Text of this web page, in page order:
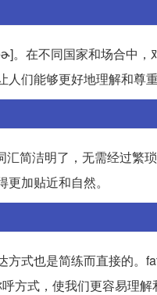
。在不同国家和场合中
们能够更好地理解和尊重
简洁明了，无需经过繁
加贴近和自然。
式也是简练而直接的。
方式，使我们更容易理解